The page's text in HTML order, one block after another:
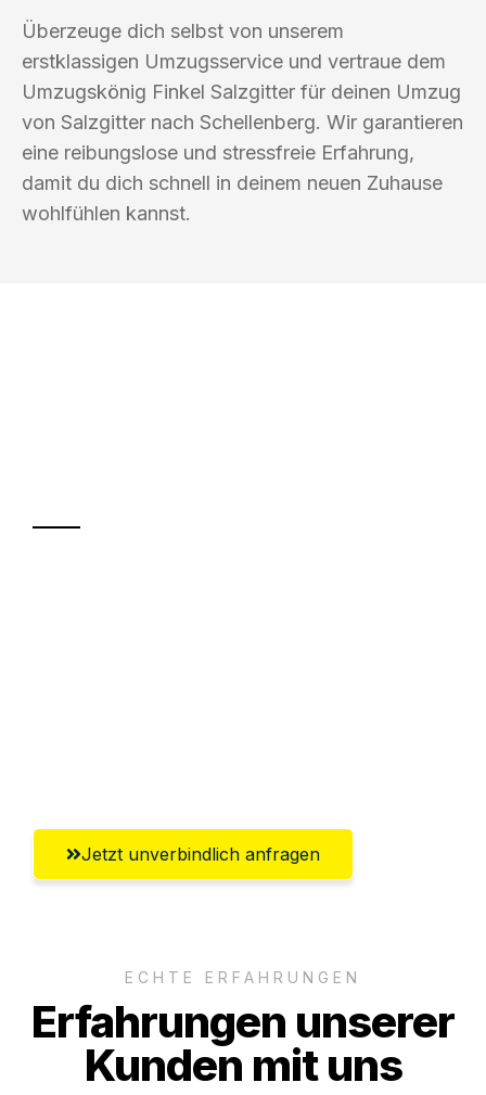
Überzeuge dich selbst von unserem
erstklassigen Umzugsservice und vertraue dem
Umzugskönig Finkel Salzgitter für deinen Umzug
von Salzgitter nach Schellenberg. Wir garantieren
eine reibungslose und stressfreie Erfahrung,
damit du dich schnell in deinem neuen Zuhause
wohlfühlen kannst.
Jetzt unverbindlich anfragen
ECHTE ERFAHRUNGEN
Erfahrungen unserer
Kunden mit uns